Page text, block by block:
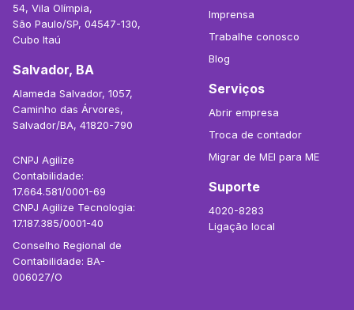
54, Vila Olímpia,
São Paulo/SP, 04547-130,
Cubo Itaú
Salvador, BA
Alameda Salvador, 1057,
Caminho das Árvores,
Salvador/BA, 41820-790
CNPJ Agilize
Contabilidade:
17.664.581/0001-69
CNPJ Agilize Tecnologia:
17.187.385/0001-40
Conselho Regional de
Contabilidade: BA-
006027/O
Imprensa
Trabalhe conosco
Blog
Serviços
Abrir empresa
Troca de contador
Migrar de MEI para ME
Suporte
4020-8283
Ligação local